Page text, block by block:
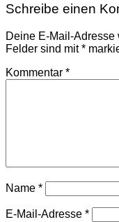
Schreibe einen
Deine E-Mail-Adresse
Felder sind mit*
Kommentar *
Name *
E-Mail-Adresse *